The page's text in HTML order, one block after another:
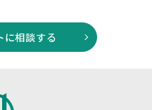
に相談する